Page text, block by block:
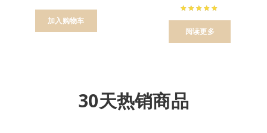
加入购物车
阅读更多
30天热销商品